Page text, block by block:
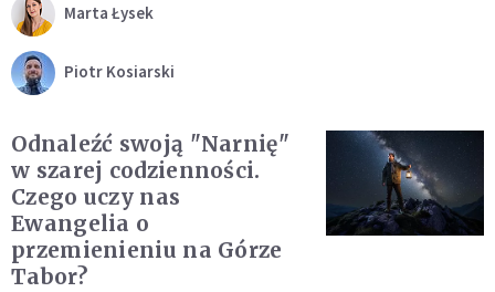
Marta Łysek
Piotr Kosiarski
Odnaleźć swoją "Narnię"
w szarej codzienności.
Czego uczy nas
Ewangelia o
przemienieniu na Górze
Tabor?